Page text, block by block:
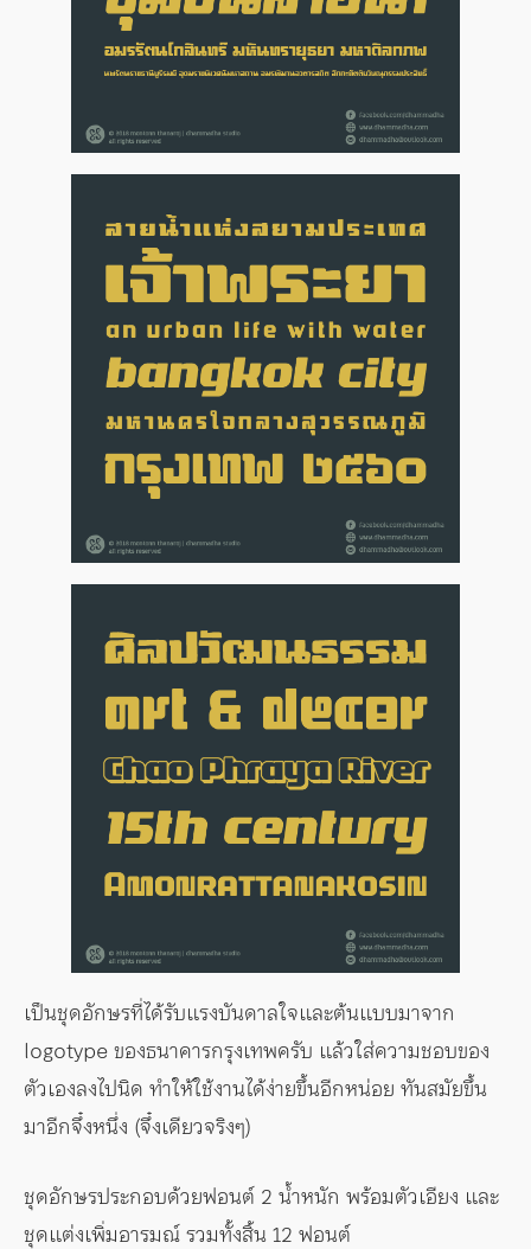
เป็นชุดอักษรที่ได้รับแรงบันดาลใจและต้นแบบมาจาก
logotype ของธนาคารกรุงเทพครับ แล้วใส่ความชอบของ
ตัวเองลงไปนิด ทำให้ใช้งานได้ง่ายขึ้นอีกหน่อย ทันสมัยขึ้น
มาอีกจึ๋งหนึ่ง (จึ๋งเดียวจริงๆ)
ชุดอักษรประกอบด้วยฟอนต์ 2 น้ำหนัก พร้อมตัวเอียง และ
ชุดแต่งเพิ่มอารมณ์ รวมทั้งสิ้น 12 ฟอนต์